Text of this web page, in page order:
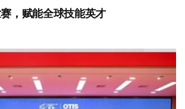
，赋能全球技能英才